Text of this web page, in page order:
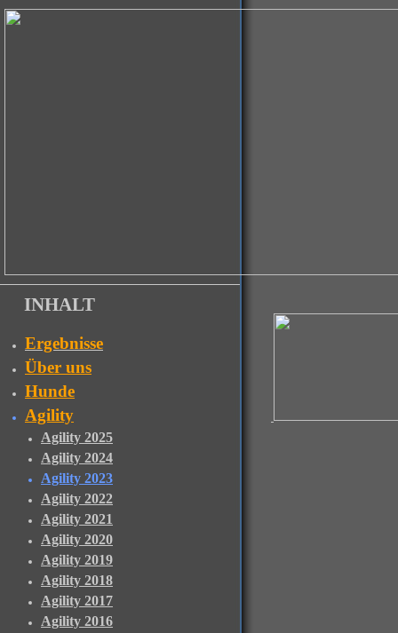
INHALT
Ergebnisse
Über uns
Hunde
Agility
Agility 2025
Agility 2024
Agility 2023
Agility 2022
Agility 2021
Agility 2020
Agility 2019
Agility 2018
Agility 2017
Agility 2016